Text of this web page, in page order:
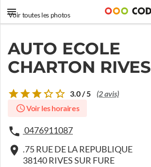
Voir toutes les photos
AUTO ECOLE
CHARTON RIVES
3.0 / 5 (2 avis)
Voir les horaires
0476911087
.75 RUE DE LA REPUBLIQUE
38140 RIVES SUR FURE